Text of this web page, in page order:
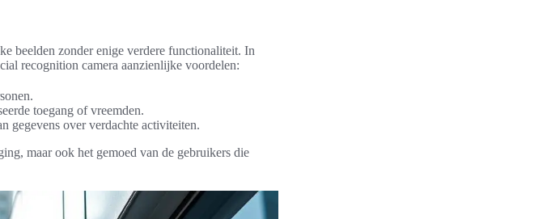
beelden zonder enige verdere functionaliteit. In
recognition camera aanzienlijke voordelen:
toegang of vreemden.
gegevens over verdachte activiteiten.
maar ook het gemoed van de gebruikers die